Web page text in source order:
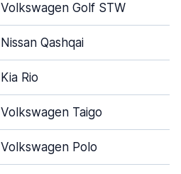
Volkswagen Golf STW
Nissan Qashqai
Kia Rio
Volkswagen Taigo
Volkswagen Polo